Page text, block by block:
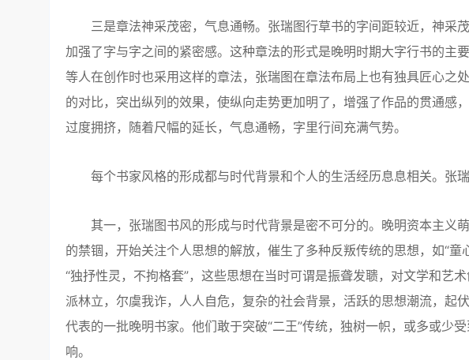
三是章法神采茂密，气息通畅。张瑞图行草书的字间距较近，神采
加强了字与字之间的紧密感。这种章法的形式是晚明时期大字行书的主
等人在创作时也采用这样的章法，张瑞图在章法布局上也有独具匠心之
的对比，突出纵列的效果，使纵向走势更加明了，增强了作品的贯通感
过度拥挤，随着尺幅的延长，气息通畅，字里行间充满气势。
每个书家风格的形成都与时代背景和个人的生活经历息息相关。张瑞
其一，张瑞图书风的形成与时代背景是密不可分的。晚明资本主义
的禁锢，开始关注个人思想的解放，催生了多种反叛传统的思想，如“童
“独抒性灵，不拘格套”，这些思想在当时可谓是振聋发聩，对文学和艺
派林立，尔虞我诈，人人自危，复杂的社会背景，活跃的思想潮流，起
代表的一批晚明书家。他们敢于突破“二王”传统，独树一帜，或多或少
响。